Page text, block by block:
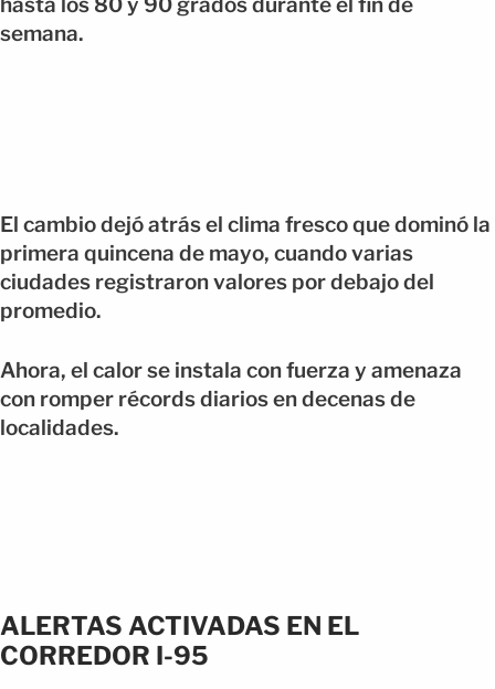
semana.
El cambio dejó atrás el clima fresco que dominó la
primera quincena de mayo, cuando varias
ciudades registraron valores por debajo del
promedio.
Ahora, el calor se instala con fuerza y amenaza
con romper récords diarios en decenas de
localidades.
ALERTAS ACTIVADAS EN EL
CORREDOR I-95